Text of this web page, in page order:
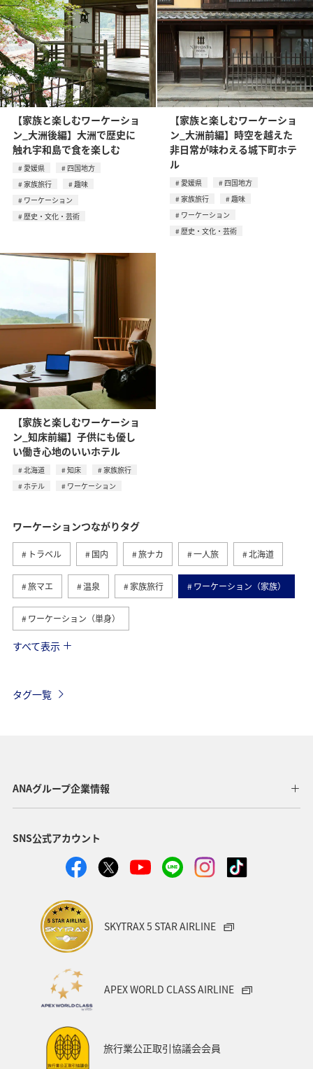
【家族と楽しむワーケーショ
ン_大洲後編】大洲で歴史に
触れ宇和島で食を楽しむ
愛媛県
四国地方
家族旅行
趣味
ワーケーション
歴史・文化・芸術
【家族と楽しむワーケーショ
ン_大洲前編】時空を越えた
非日常が味わえる城下町ホテ
ル
愛媛県
四国地方
家族旅行
趣味
ワーケーション
歴史・文化・芸術
【家族と楽しむワーケーショ
ン_知床前編】子供にも優し
い働き心地のいいホテル
北海道 知床
家族旅行
ホテル
ワーケーション
ワーケーションつながりタグ
トラベル 国内 旅ナカ 一人旅 北海道
旅マエ 温泉 家族旅行 ワーケーション（家族）
ワーケーション（単身）
九州地方
すべて表示
タグ一覧
ANAグループ企業情報
SNS公式アカウント
SKYTRAX 5 STAR AIRLINE
APEX WORLD CLASS AIRLINE
旅行業公正取引協議会会員